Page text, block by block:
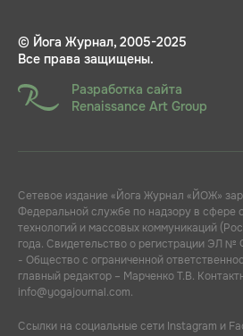
© Йога Журнал, 2005-2025
Все права защищены.
Разработка сайта
Renaissance Art Group
Сетевое издание «Йога Журнал «ЙОЖ»
Федеральной службе по надзору в сфере
технологий и массовых коммуникаций
года. Свидетельство о регистрации ЭЛ №
- Общество с ограниченной
главный редактор – Марченко Т.В.
info@yogajournal.com.
Ссылки на социальные сети Instagram и